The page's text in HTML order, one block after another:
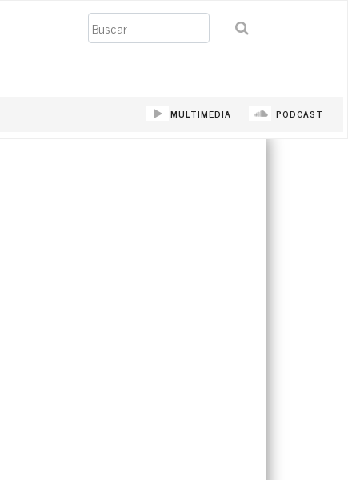
Buscar
MULTIMEDIA PODCAST